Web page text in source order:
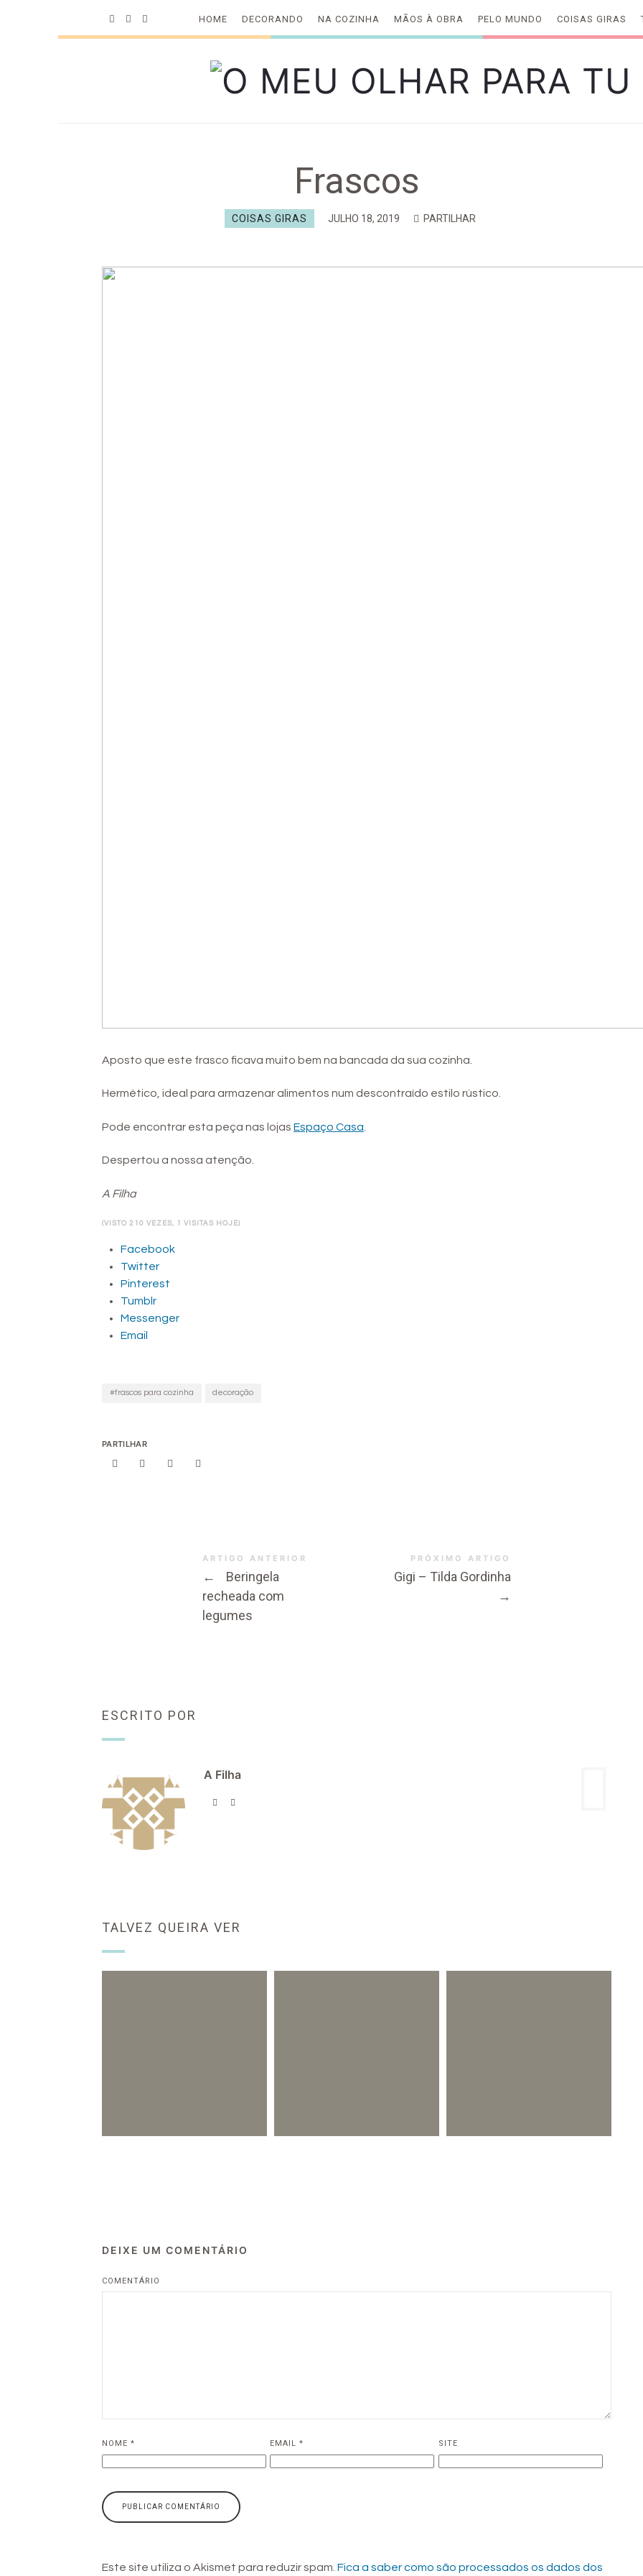
HOME DECORANDO NA COZINHA MÃOS À OBRA PELO MUNDO COISAS GIRAS
O
OLHAR
PARA
Frascos
COISAS GIRAS JULHO 18, 2019 PARTILHAR
Aposto que este frasco ficava muito bem na bancada da sua cozinha.
Hermético, ideal para armazenar alimentos num descontraído estilo rústico.
Pode encontrar esta peça nas lojas Espaço Casa
Despertou a nossa atenção.
A Filha
(VISTO 210 VEZES, 1 VISITAS HOJE)
Facebook
Twitter
Pinterest
Tumblr
Messenger
Email
#frascos para cozinha decoração
PARTILHAR
ARTIGO ANTERIOR
←
Beringela
recheada com
legumes
PRÓXIMO ARTIGO
Gigi – Tilda Gordinha
→
ESCRITO POR
A Filha
TALVEZ QUEIRA VER
DEIXE UM COMENTÁRIO
COMENTÁRIO
NOME * EMAIL* SITE
Este site utiliza o Akismet para reduzir spam. Fica a saber como são processados os dados dos